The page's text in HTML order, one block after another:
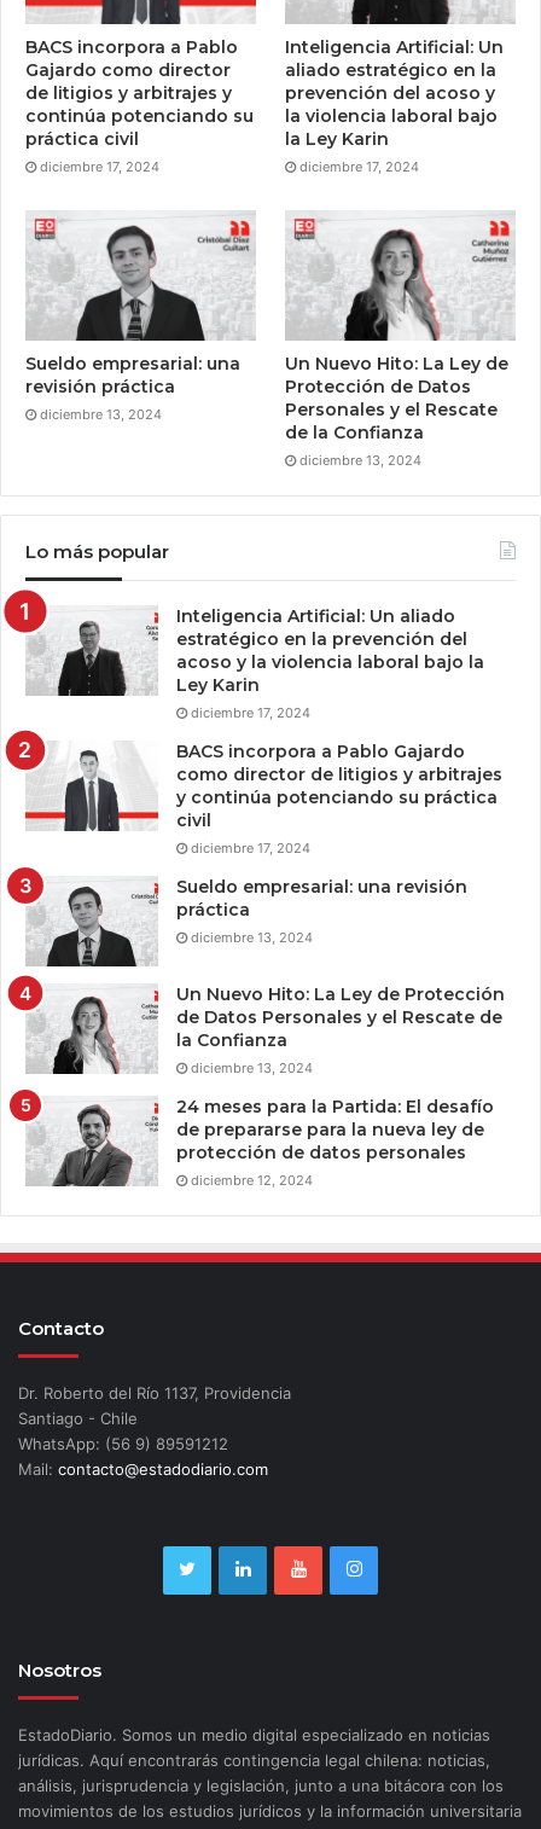
BACS incorpora a Pablo
Gajardo como director
de litigios y arbitrajes y
continúa potenciando su
práctica civil
diciembre 17, 2024
Inteligencia Artificial: Un
aliado estratégico en la
prevención del acoso y
la violencia laboral bajo
la Ley Karin
diciembre 17, 2024
Sueldo empresarial: una
revisión práctica
diciembre 13, 2024
Un Nuevo Hito: La Ley de
Protección de Datos
Personales y el Rescate
de la Confianza
diciembre 13, 2024
Lo más popular
Inteligencia Artificial: Un aliado
estratégico en la prevención del
acoso y la violencia laboral bajo la
Ley Karin
diciembre 17, 2024
BACS incorpora a Pablo Gajardo
como director de litigios y arbitrajes
y continúa potenciando su práctica
civil
diciembre 17, 2024
Sueldo empresarial: una revisión
práctica
diciembre 13, 2024
Un Nuevo Hito: La Ley de Protección
de Datos Personales y el Rescate de
la Confianza
diciembre 13, 2024
24 meses para la Partida: El desafío
de prepararse para la nueva ley de
protección de datos personales
diciembre 12, 2024
Contacto
Dr. Roberto del Río 1137, Providencia
Santiago - Chile
WhatsApp: (56 9) 89591212
Mail: contacto@estadodiario.com
Nosotros
EstadoDiario. Somos un medio digital especializado en noticias
jurídicas. Aquí encontrarás contingencia legal chilena: noticias,
análisis, jurisprudencia y legislación, junto a una bitácora con los
movimientos de los estudios jurídicos y la información universitaria